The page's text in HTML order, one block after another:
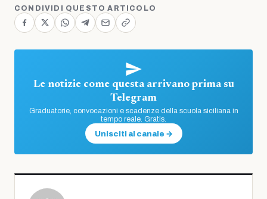
CONDIVIDI QUESTO ARTICOLO
Le notizie come questa arrivano prima su
Telegram
Graduatorie, convocazioni e scadenze della scuola siciliana in
tempo reale. Gratis.
Unisciti al canale →